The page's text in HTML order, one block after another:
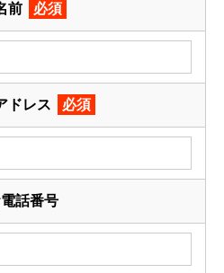
前 必須
ドレス 必須
話番号